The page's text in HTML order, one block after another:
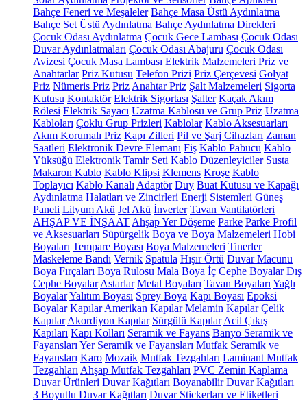
Bahçe Feneri ve Meşaleler Bahçe Masa Üstü Aydınlatma
Bahçe Set Üstü Aydınlatma Bahçe Aydınlatma Direkleri
Çocuk Odası Aydınlatma Çocuk Gece Lambası Çocuk Odası
Duvar Aydınlatmaları Çocuk Odası Abajuru Çocuk Odası
Avizesi Çocuk Masa Lambası Elektrik Malzemeleri Priz ve
Anahtarlar Priz Kutusu Telefon Prizi Priz Çerçevesi Golyat
Priz Nümeris Priz Priz Anahtar Priz Şalt Malzemeleri Sigorta
Kutusu Kontaktör Elektrik Sigortası Şalter Kaçak Akım
Rölesi Elektrik Sayacı Uzatma Kablosu ve Grup Priz Uzatma
Kabloları Çoklu Grup Prizleri Kablolar Kablo Aksesuarları
Akım Korumalı Priz Kapı Zilleri Pil ve Şarj Cihazları Zaman
Saatleri Elektronik Devre Elemanı Fiş Kablo Pabucu Kablo
Yüksüğü Elektronik Tamir Seti Kablo Düzenleyiciler Susta
Makaron Kablo Kablo Klipsi Klemens Kroşe Kablo
Toplayıcı Kablo Kanalı Adaptör Duy Buat Kutusu ve Kapağı
Aydınlatma Halatları ve Zincirleri Enerji Sistemleri Güneş
Paneli Lityum Akü Jel Akü İnverter Tavan Vantilatörleri
AHŞAP VE İNŞAAT Ahşap Yer Döşeme Parke Parke Profil
ve Aksesuarları Süpürgelik Boya ve Boya Malzemeleri Hobi
Boyaları Tempare Boyası Boya Malzemeleri Tinerler
Maskeleme Bandı Vernik Spatula Hışır Örtü Duvar Macunu
Boya Fırçaları Boya Rulosu Mala Boya İç Cephe Boyalar Dış
Cephe Boyalar Astarlar Metal Boyaları Tavan Boyaları Yağlı
BoyalarYalıtım Boyası Sprey Boya Kapı Boyası Epoksi
Boyalar Kapılar Amerikan Kapılar Melamin Kapılar Çelik
Kapılar Akordiyon Kapılar Sürgülü Kapılar Acil Çıkış
Kapıları Kapı Kolları Seramik ve Fayans Banyo Seramik ve
Fayansları Yer Seramik ve Fayansları Mutfak Seramik ve
Fayansları Karo Mozaik Mutfak Tezgahları Laminant Mutfak
Tezgahları Ahşap Mutfak Tezgahları PVC Zemin Kaplama
Duvar Ürünleri Duvar Kağıtları Boyanabilir Duvar Kağıtları
3 Boyutlu Duvar Kağıtları Duvar Stickerları ve Etiketleri